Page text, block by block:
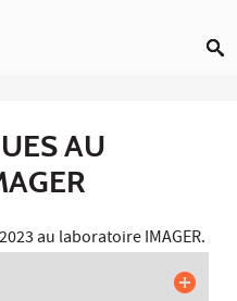
AU
au laboratoire IMAGER.